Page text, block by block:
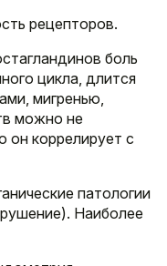
рецепторов.
боль
цикла, длится
мигренью,
можно не
он коррелирует с
патологии
Наиболее